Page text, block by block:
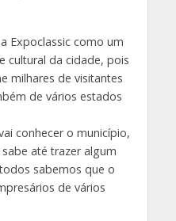
Expoclassic como um
cultural da cidade, pois
milhares de visitantes
de vários estados
conhecer o município,
até trazer algum
sabemos que o
de vários